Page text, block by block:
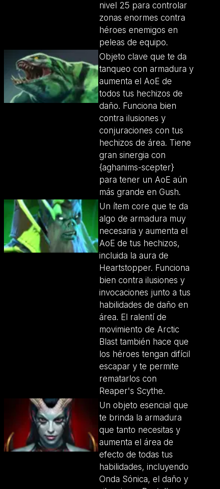
nivel 25 para controlar
zonas enormes contra
héroes enemigos en
peleas de equipo.
Objeto clave que te da
tanqueo con armadura y
aumenta el AoE de
todos tus hechizos de
daño. Funciona bien
contra ilusiones y
conjuraciones con tus
hechizos de área. Tiene
gran sinergia con
{aghanims-scepter}
para tener un AoE aún
más grande en Gush.
Un ítem core que te da
algo de armadura muy
necesaria y aumenta el
AoE de tus hechizos,
incluida la aura de
Heartstopper. Funciona
bien contra ilusiones y
invocaciones junto a tus
habilidades de daño en
área. El ralentí de
movimiento de Arctic
Blast también hace que
los héroes tengan difícil
escapar y te permite
rematarlos con
Reaper's Scythe.
Un objeto esencial que
te brinda la armadura
que tanto necesitas y
aumenta el área de
efecto de todas tus
habilidades, incluyendo
Onda Sónica, el daño y